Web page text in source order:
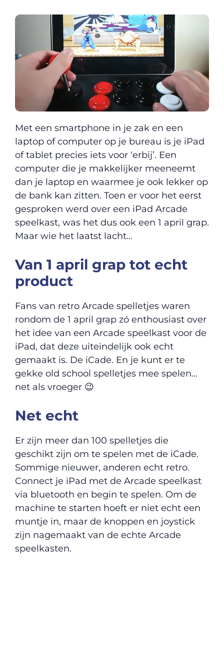
Met een smartphone in je zak en een
laptop of computer op je bureau is je iPad
of tablet precies iets voor ‘erbij’. Een
computer die je makkelijker meeneemt
dan je laptop en waarmee je ook lekker op
de bank kan zitten. Toen er voor het eerst
gesproken werd over een iPad Arcade
speelkast, was het dus ook een 1 april grap.
Maar wie het laatst lacht…
Van 1 april grap tot echt
product
Fans van retro Arcade spelletjes waren
rondom de 1 april grap zó enthousiast over
het idee van een Arcade speelkast voor de
iPad, dat deze uiteindelijk ook echt
gemaakt is. De iCade. En je kunt er te
gekke old school spelletjes mee spelen…
net als vroeger 😉
Net echt
Er zijn meer dan 100 spelletjes die
geschikt zijn om te spelen met de iCade.
Sommige nieuwer, anderen echt retro.
Connect je iPad met de Arcade speelkast
via bluetooth en begin te spelen. Om de
machine te starten hoeft er niet echt een
muntje in, maar de knoppen en joystick
zijn nagemaakt van de echte Arcade
speelkasten.